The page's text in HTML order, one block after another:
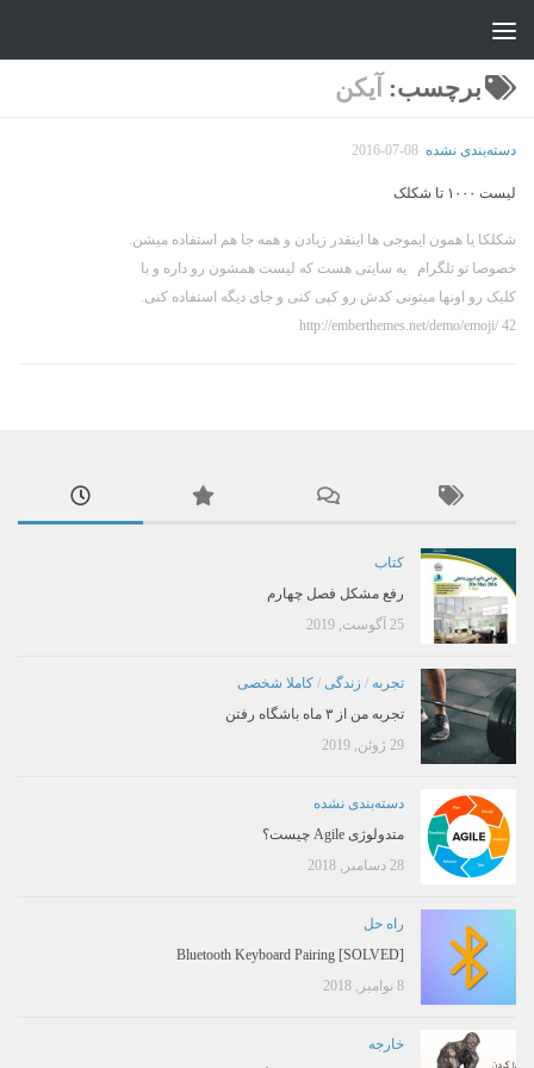
برچسب: آیکن
دسته‌بندی نشده 2016-07-08
لیست ۱۰۰۰ تا شکلک
شکلکا یا همون ایموجی ها اینقدر زیادن و همه جا هم استفاده میشن.
خصوصا تو تلگرام یه سایتی هست که لیست همشون رو داره و با
کلیک رو اونها میتونی کدش رو کپی کنی و جای دیگه استفاده کنی.
http://emberthemes.net/demo/emoji/ 42
کتاب
رفع مشکل فصل چهارم
25 آگوست, 2019
تجربه / زندگی / کاملا شخصی
تجربه من از ۳ ماه باشگاه رفتن
29 ژوئن, 2019
دسته‌بندی نشده
متدولوژی Agile چیست؟
28 دسامبر, 2018
راه حل
[SOLVED] Bluetooth Keyboard Pairing
8 نوامبر, 2018
خارجه